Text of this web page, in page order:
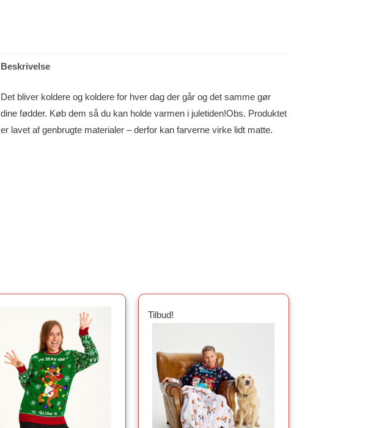
Beskrivelse
Det bliver koldere og koldere for hver dag der går og det samme gør
dine fødder. Køb dem så du kan holde varmen i juletiden!Obs. Produktet
er lavet af genbrugte materialer – derfor kan farverne virke lidt matte.
Tilbud!